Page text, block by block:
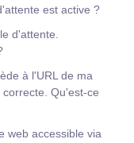
est active ?
d'attente.
à l'URL de ma
Qu'est-ce
web accessible via